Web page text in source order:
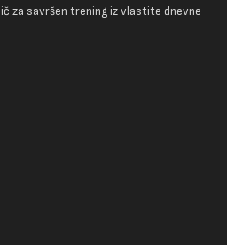
za savršen trening iz vlastite dnevne